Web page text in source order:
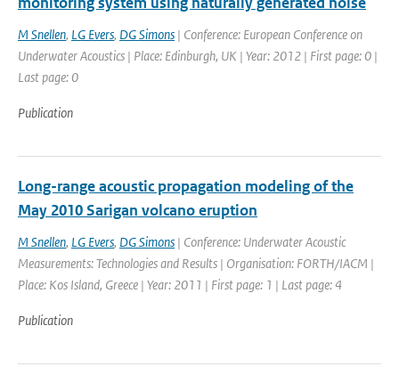
M Snellen, LG Evers, DG Simons | Conference: European Conference on
Underwater Acoustics | Place: Edinburgh, UK | Year: 2012 | First page: 0 |
Last page: 0
Publication
Long-range acoustic propagation modeling of the
May 2010 Sarigan volcano eruption
M Snellen, LG Evers, DG Simons | Conference: Underwater Acoustic
Measurements: Technologies and Results | Organisation: FORTH/IACM |
Place: Kos Island, Greece | Year: 2011 | First page: 1 | Last page: 4
Publication